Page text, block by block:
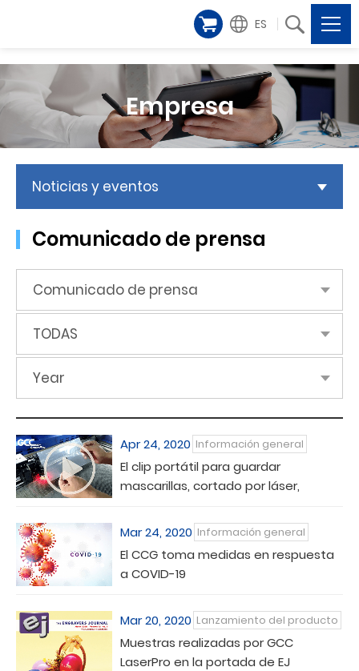
ES
Empresa
Noticias y eventos
Comunicado de prensa
Comunicado de prensa
TODAS
Year
Apr 24, 2020 Información general
El clip portátil para guardar
mascarillas, cortado por láser,
Mar 24, 2020 Información general
El CCG toma medidas en respuesta
a COVID-19
Mar 20, 2020 Lanzamiento del producto
Muestras realizadas por GCC
LaserPro en la portada de EJ